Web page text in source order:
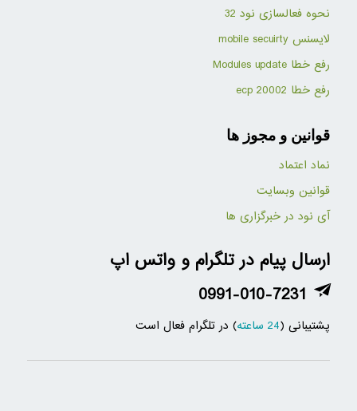
نحوه فعالسازی نود 32
لایسنس mobile secuirty
رفع خطا Modules update
رفع خطا ecp 20002
قوانین و مجوز ها
نماد اعتماد
قوانین وبسایت
آی نود در خبرگزاری ها
ارسال پیام در تلگرام و واتس اپ
0991-010-7231
پشتیبانی (24 ساعته ) در تلگرام فعال است